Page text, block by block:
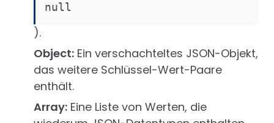
null
).
Object: Ein verschachteltes JSON-Objekt,
das weitere Schlüssel-Wert-Paare
enthält.
Array: Eine Liste von Werten, die